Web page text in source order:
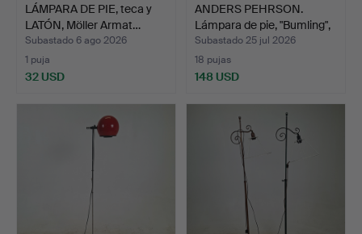
LÁMPARA DE PIE, teca y
LATÓN, Möller Armat…
Subastado 6 ago 2026
1 puja
32 USD
ANDERS PEHRSON.
Lámpara de pie, "Bumling",
…
Subastado 25 jul 2026
18 pujas
148 USD